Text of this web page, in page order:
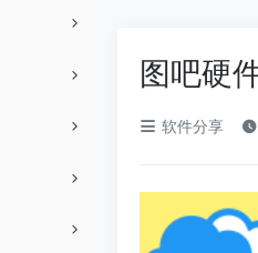
图吧硬
软件分享